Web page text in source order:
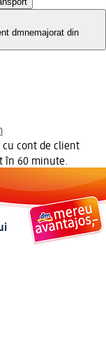
dmnemajorat din
cont de client
în 60 minute.